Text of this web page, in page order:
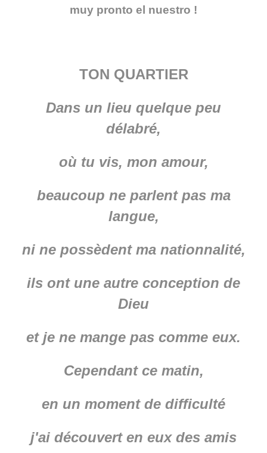
muy pronto el nuestro !
TON QUARTIER
Dans un lieu quelque peu
délabré,
où tu vis, mon amour,
beaucoup ne parlent pas ma
langue,
ni ne possèdent ma nationnalité,
ils ont une autre conception de
Dieu
et je ne mange pas comme eux.
Cependant ce matin,
en un moment de difficulté
j'ai découvert en eux des amis